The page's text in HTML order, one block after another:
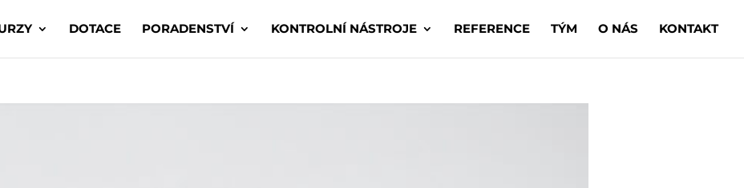
DOTACE PORADENSTVÍ KONTROLNÍ NÁSTROJE REFERENCE TÝM O NÁS KONTAKT